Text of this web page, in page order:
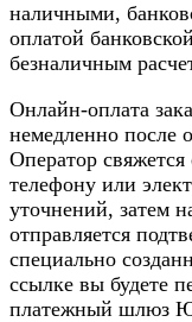
наличными,
оплатой
безналичным
Онлайн-оплата
немедленно после
Оператор
телефону или
уточнений, затем
отправляется
специально
ссылке вы будете
платежный шлюз